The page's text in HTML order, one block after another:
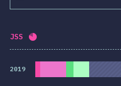
JSS Percentatge completat:
2019